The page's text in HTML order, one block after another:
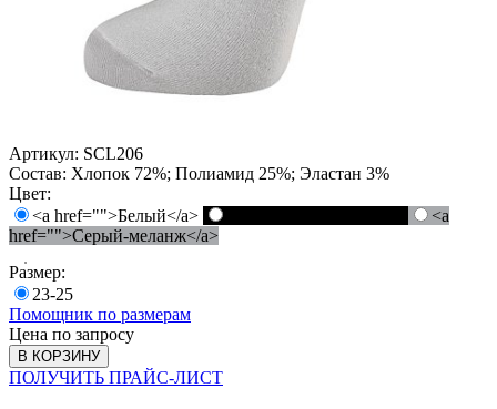
Артикул: SCL206
Состав: Хлопок 72%; Полиамид 25%; Эластан 3%
Цвет:
<a href="">Белый</a>
<a
href="">Серый-меланж</a>
Размер:
23-25
Помощник по размерам
Цена по запросу
В КОРЗИНУ
ПОЛУЧИТЬ ПРАЙС-ЛИСТ